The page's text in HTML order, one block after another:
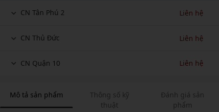
CN Tân Phú 2 Liên hệ
CN Thủ Đức Liên hệ
CN Quận 10 Liên hệ
Mô tả sản phẩm
Thông số kỹ
thuật
Đánh giá sản
phẩm